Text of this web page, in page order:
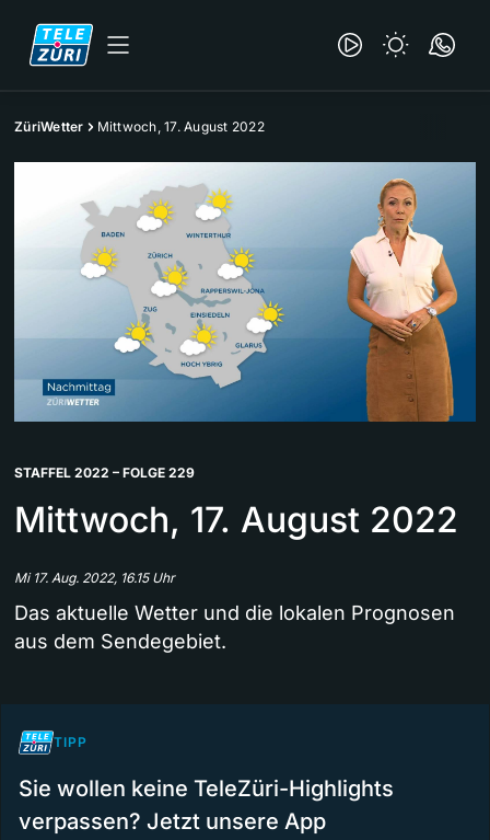
ZüriWetter Mittwoch, 17. August 2022
STAFFEL 2022 – FOLGE 229
Mittwoch, 17. August 2022
Mi 17. Aug. 2022, 16.15 Uhr
Das aktuelle Wetter und die lokalen Prognosen
aus dem Sendegebiet.
TIPP
Sie wollen keine TeleZüri-Highlights
verpassen? Jetzt unsere App